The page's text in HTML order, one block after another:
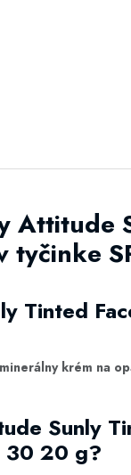
Attitude
tyčinke
Tinted
krém na
Sunly
30 20 g?